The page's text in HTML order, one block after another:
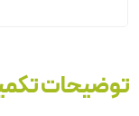
توضیحات